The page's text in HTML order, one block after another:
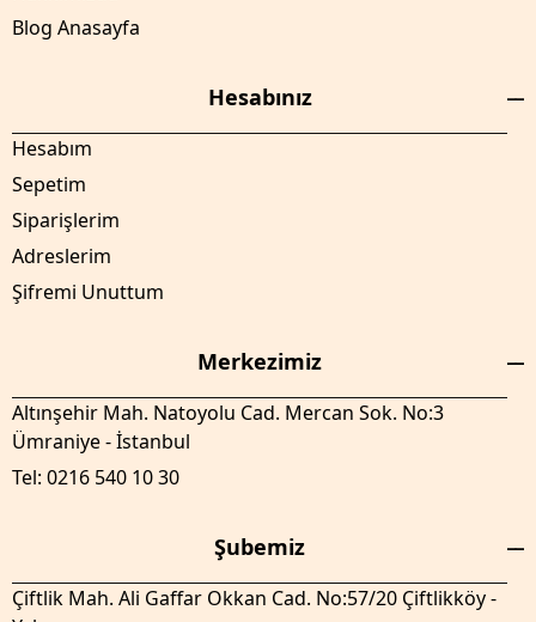
Blog Anasayfa
Hesabınız
Hesabım
Sepetim
Siparişlerim
Adreslerim
Şifremi Unuttum
Merkezimiz
Altınşehir Mah. Natoyolu Cad. Mercan Sok. No:3
Ümraniye - İstanbul
Tel: 0216 540 10 30
Şubemiz
Çiftlik Mah. Ali Gaffar Okkan Cad. No:57/20 Çiftlikköy -